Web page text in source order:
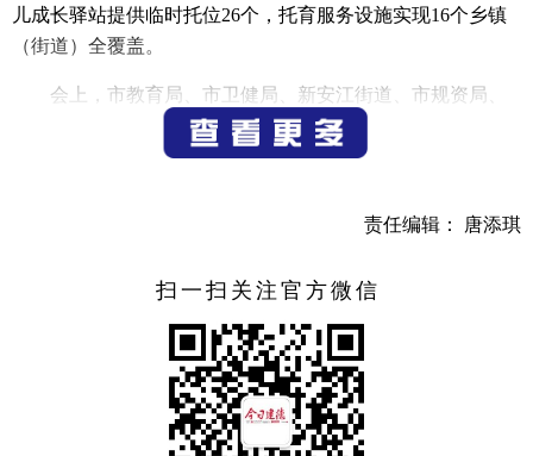
儿成长驿站提供临时托位26个，托育服务设施实现16个乡镇
（街道）全覆盖。
会上，市教育局、市卫健局、新安江街道、市规资局、
市场监管局、市人社局、市财政局、市住建局对政协委员提
出的幼有所育、幼有善育、幼有优育三个专题开展协商交
事关千家万户的幸福，是人民群众的期盼，也是全社会共同
的责任。促进婴幼儿托育事业高质量发展，要坚持高位推
动，聚力托育服务供给。优化规划布局，加大扶持力度，坚
持托幼一体，加快人才培养。俞伟强调，婴幼儿托育机构高
质量发展不仅仅是政府的责任，更是社会的责任、家庭的责
责任编辑： 唐添琪
扫一扫关注官方微信